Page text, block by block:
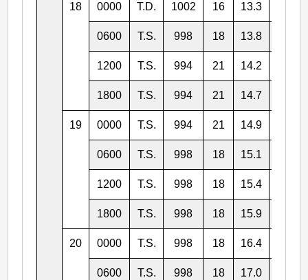
18 0000 T.D. 1002 16 13.3
0600 T.S. 998 18 13.8
1200 T.S. 994 21 14.2
1800 T.S. 994 21 14.7
19 0000 T.S. 994 21 14.9
0600 T.S. 998 18 15.1
1200 T.S. 998 18 15.4
1800 T.S. 998 18 15.9
20 0000 T.S. 998 18 16.4
0600 T.S. 998 18 17.0